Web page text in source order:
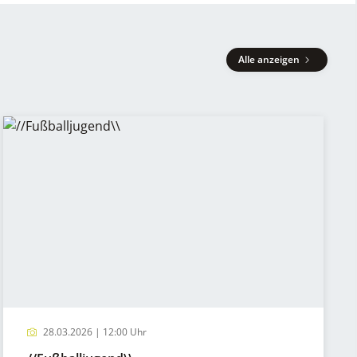
Alle anzeigen
28.03.2026 | 12:00 Uhr